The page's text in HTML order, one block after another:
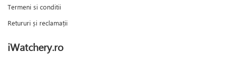
Termeni si conditii
Retururi și reclamații
iWatchery.ro